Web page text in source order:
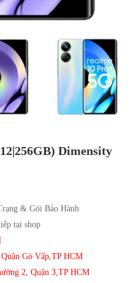
Dimensity
& Gói Bảo Hành
tại shop
Gò Vấp,TP HCM
2, Quận 3,TP HCM